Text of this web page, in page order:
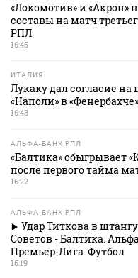
«Локомотив» и «Акрон»
составы на матч
РПЛ
16:45
ИТАЛИЯ
Лукаку дал согласие на
«Наполи» в
16:43
АЛЬФА-БАНК РПЛ
«Балтика» обыгрывает
после первого тайма
16:22
АЛЬФА-БАНК РПЛ
Удар Титкова в
Советов - Балтика.
Премьер-Лига. Футбол
16:19